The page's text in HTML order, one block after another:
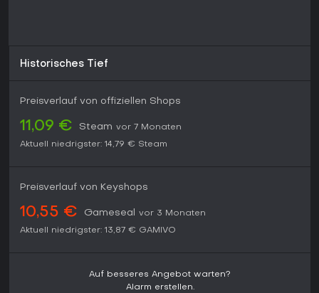
Historisches Tief
Preisverlauf von offiziellen Shops
11,09 € Steam vor 7 Monaten
Aktuell niedrigster: 14,79 € Steam
Preisverlauf von Keyshops
10,55 € Gameseal
vor 3 Monaten
Aktuell niedrigster: 13,87 € GAMIVO
Auf besseres Angebot warten?
Alarm erstellen.